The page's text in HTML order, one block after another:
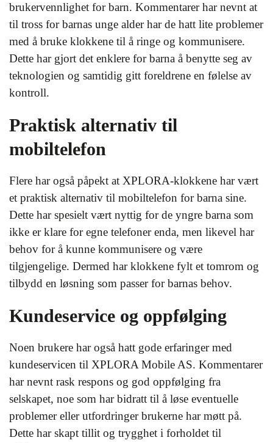
brukervennlighet for barn. Kommentarer har nevnt at
til tross for barnas unge alder har de hatt lite problemer
med å bruke klokkene til å ringe og kommunisere.
Dette har gjort det enklere for barna å benytte seg av
teknologien og samtidig gitt foreldrene en følelse av
kontroll.
Praktisk alternativ til
mobiltelefon
Flere har også påpekt at XPLORA-klokkene har vært
et praktisk alternativ til mobiltelefon for barna sine.
Dette har spesielt vært nyttig for de yngre barna som
ikke er klare for egne telefoner enda, men likevel har
behov for å kunne kommunisere og være
tilgjengelige. Dermed har klokkene fylt et tomrom og
tilbydd en løsning som passer for barnas behov.
Kundeservice og oppfølging
Noen brukere har også hatt gode erfaringer med
kundeservicen til XPLORA Mobile AS. Kommentarer
har nevnt rask respons og god oppfølging fra
selskapet, noe som har bidratt til å løse eventuelle
problemer eller utfordringer brukerne har møtt på.
Dette har skapt tillit og trygghet i forholdet til